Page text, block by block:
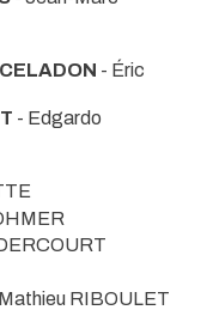
- Éric
- Edgardo
RIBOULET